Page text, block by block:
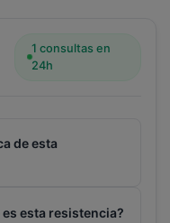
1 consultas en
24h
de esta
esta resistencia?